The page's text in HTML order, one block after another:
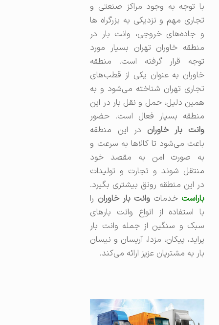
با توجه به وجود مراکز صنعتی و
تجاری مهم و نزدیکی به بزرگراه‌ ها
و جاده‌های خروجی، وانت بار در
منطقه خاوران تهران بسیار مورد
توجه قرار گرفته است. منطقه
خاوران به عنوان یکی از قطب‌های
تجاری تهران شناخته می‌شود و به
همین دلیل، حمل و نقل بار در این
منطقه بسیار فعال است. حضور
وانت بار خاوراندر این منطقه
باعث می‌شود تا کالاها به سرعت و
به صورت امن به مقصد خود
منتقل شوند و تجارت و تولیدات
در این منطقه رونق بیشتری بگیرد.
باراست خدماتوانت بار خاورانرا
با استفاده از انواع وانت بارهای
سبک و سنگین از جمله وانت بار
پراید، پیکان، مزدا، آریسان و نیسان
بار به مشتریان عزیز ارائه می‌کند.